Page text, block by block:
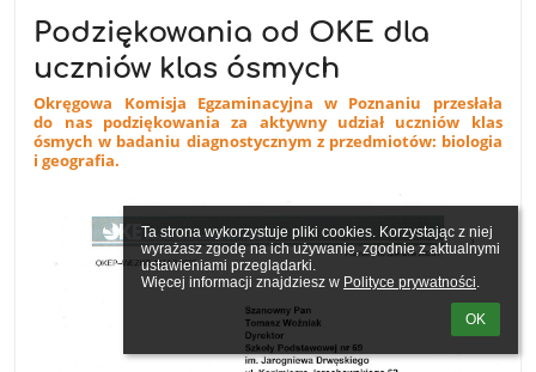
Ta strona wykorzystuje pliki cookies. Korzystając z niej
wyrażasz zgodę na ich używanie, zgodnie z aktualnymi
ustawieniami przeglądarki.
Więcej informacji znajdziesz w Polityce prywatności.
OK
Podziękowania od OKE dla
uczniów klas ósmych
Okręgowa Komisja Egzaminacyjna w Poznaniu przesłała
do nas podziękowania za aktywny udział uczniów klas
ósmych w badaniu diagnostycznym z przedmiotów: biologia
i geografia.